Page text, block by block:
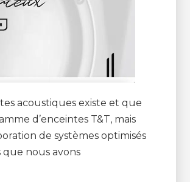
acoustiques existe et que
d’enceintes T&T, mais
de systèmes optimisés
nous avons